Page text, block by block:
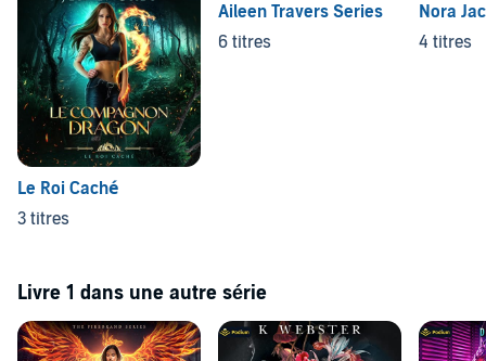
Le Roi Caché
3 titres
Aileen Travers Series
6 titres
Nora
4 titres
Livre 1 dans une autre série